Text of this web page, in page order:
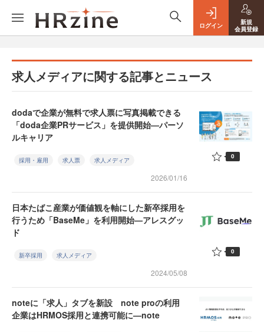
ログイン
新規
会員登録
求人メディアに関する記事とニュース
dodaで企業が無料で求人票に写真掲載できる
「doda企業PRサービス」を提供開始—パーソ
ルキャリア
採用・雇用 求人票 求人メディア
2026/01/16
0
日本たばこ産業が価値観を軸にした新卒採用を
行うため「BaseMe」を利用開始—アレスグッ
ド
新卒採用 求人メディア
2024/05/08
0
noteに「求人」タブを新設 note proの利用
企業はHRMOS採用と連携可能に—note